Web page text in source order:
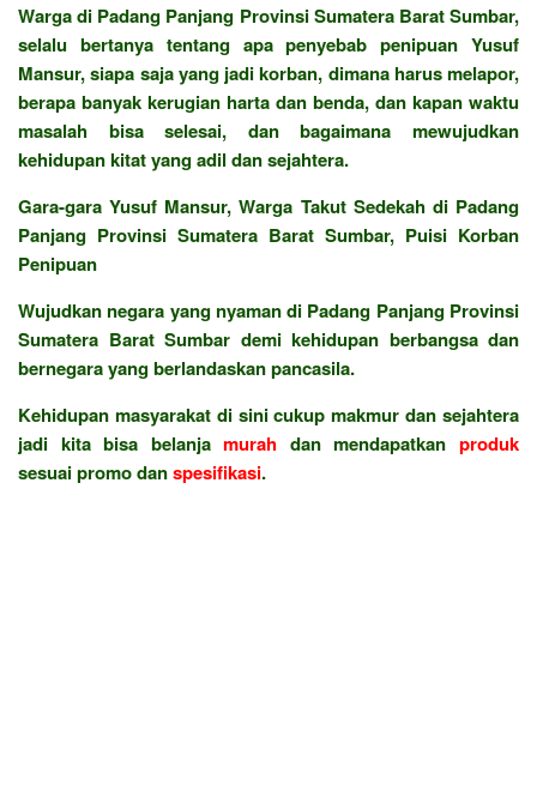
Warga di Padang Panjang Provinsi Sumatera Barat Sumbar,
selalu bertanya tentang apa penyebab penipuan Yusuf
Mansur, siapa saja yang jadi korban, dimana harus melapor,
berapa banyak kerugian harta dan benda, dan kapan waktu
masalah bisa selesai, dan bagaimana mewujudkan
kehidupan kitat yang adil dan sejahtera.
Gara-gara Yusuf Mansur, Warga Takut Sedekah di Padang
Panjang Provinsi Sumatera Barat Sumbar, Puisi Korban
Penipuan
Wujudkan negara yang nyaman di Padang Panjang Provinsi
Sumatera Barat Sumbar demi kehidupan berbangsa dan
bernegara yang berlandaskan pancasila.
Kehidupan masyarakat di sini cukup makmur dan sejahtera
jadi kita bisa belanjamurah dan mendapatkanproduk
sesuai promo danspesifikasi.